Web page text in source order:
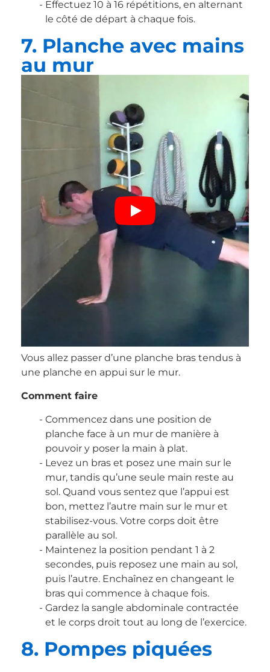
Effectuez 10 à 16 répétitions, en alternant
le côté de départ à chaque fois.
7. Planche avec mains
au mur
Vous allez passer d’une planche bras tendus à
une planche en appui sur le mur.
Comment faire
Commencez dans une position de
planche face à un mur de manière à
pouvoir y poser la main à plat.
Levez un bras et posez une main sur le
mur, tandis qu’une seule main reste au
sol. Quand vous sentez que l’appui est
bon, mettez l’autre main sur le mur et
stabilisez-vous. Votre corps doit être
parallèle au sol.
Maintenez la position pendant 1 à 2
secondes, puis reposez une main au sol,
puis l’autre. Enchaînez en changeant le
bras qui commence à chaque fois.
Gardez la sangle abdominale contractée
et le corps droit tout au long de l’exercice.
8. Pompes piquées